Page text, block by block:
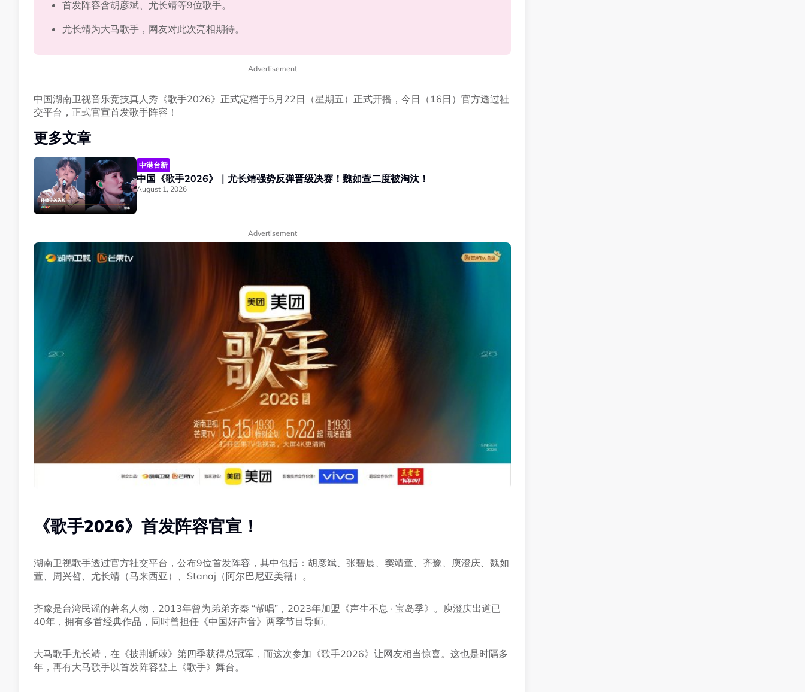
首发阵容含胡彦斌、尤长靖等9位歌手。
尤长靖为大马歌手，网友对此次亮相期待。
Advertisement
中国湖南卫视音乐竞技真人秀《歌手2026》正式定档于5月22日（星期五）正式开播，今日（16日）官方透过社
交平台，正式官宣首发歌手阵容！
更多文章
中港台新
中国《歌手2026》｜尤长靖强势反弹晋级决赛！魏如萱二度被淘汰！
August 1, 2026
Advertisement
《歌手2026》首发阵容官宣！
湖南卫视歌手透过官方社交平台，公布9位首发阵容，其中包括：胡彦斌、张碧晨、窦靖童、齐豫、庾澄庆、魏如
萱、周兴哲、尤长靖（马来西亚）、Stanaj（阿尔巴尼亚美籍）。
齐豫是台湾民谣的著名人物，2013年曾为弟弟齐秦 “帮唱”，2023年加盟《声生不息 · 宝岛季》。庾澄庆出道已
40年，拥有多首经典作品，同时曾担任《中国好声音》两季节目导师。
大马歌手尤长靖，在《披荆斩棘》第四季获得总冠军，而这次参加《歌手2026》让网友相当惊喜。这也是时隔多
年，再有大马歌手以首发阵容登上《歌手》舞台。